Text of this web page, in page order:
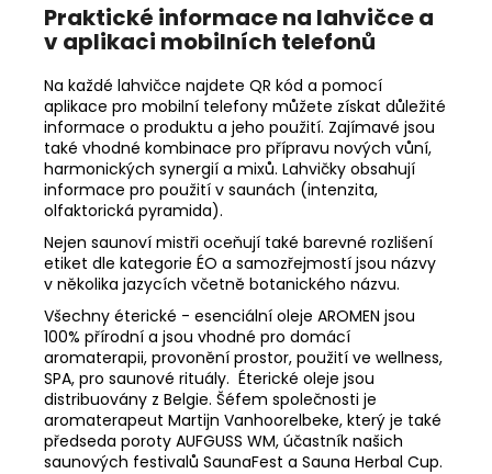
Praktické informace na lahvičce a
v aplikaci mobilních telefonů
Na každé lahvičce najdete QR kód a pomocí
aplikace pro mobilní telefony můžete získat důležité
informace o produktu a jeho použití. Zajímavé jsou
také vhodné kombinace pro přípravu nových vůní,
harmonických synergií a mixů. Lahvičky obsahují
informace pro použití v saunách (intenzita,
olfaktorická pyramida).
Nejen saunoví mistři oceňují také barevné rozlišení
etiket dle kategorie ÉO a samozřejmostí jsou názvy
v několika jazycích včetně botanického názvu.
Všechny éterické - esenciální oleje AROMEN jsou
100% přírodní a jsou vhodné pro domácí
aromaterapii, provonění prostor, použití ve wellness,
SPA, pro saunové rituály. Éterické oleje jsou
distribuovány z Belgie. Šéfem společnosti je
aromaterapeut Martijn Vanhoorelbeke, který je také
předseda poroty AUFGUSS WM, účastník našich
saunových festivalů SaunaFest a Sauna Herbal Cup.